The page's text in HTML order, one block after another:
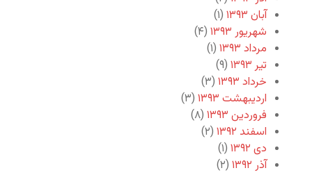
آبان ۱۳۹۳
(۱)
شهریور ۱۳۹۳
(۴)
مرداد ۱۳۹۳
(۱)
تیر ۱۳۹۳
(۹)
خرداد ۱۳۹۳
(۳)
اردیبهشت ۱۳۹۳
(۳)
فروردین ۱۳۹۳
(۸)
اسفند ۱۳۹۲
(۲)
دی ۱۳۹۲
(۱)
آذر ۱۳۹۲
(۲)